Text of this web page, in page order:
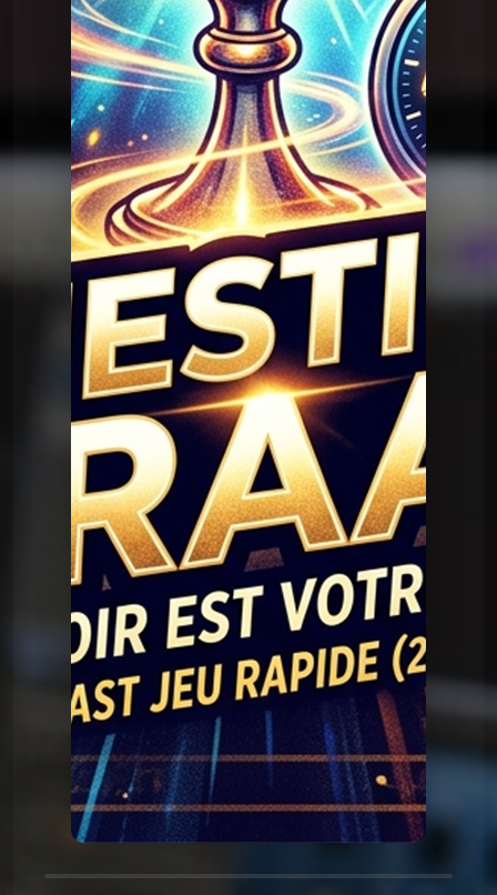
Question Graal Graal V2 - 94 musique
Question Graal Graal V2 - 93 musique
Question Graal Graal V2 - 92 série
Question Graal Graal V2 - 91 musique
Question Graal Graal V2 - 90 série
Question Graal Graal V2 - 89 musique
Question Graal Graal V2 - 88 série
Question Graal Graal V2 - 87 musique
Question Graal Graal V2 - 86 série